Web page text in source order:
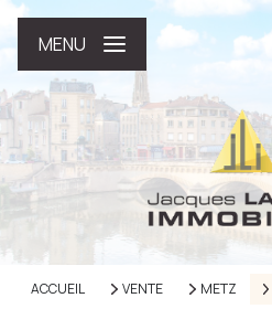
MENU
ACCUEIL VENTE METZ